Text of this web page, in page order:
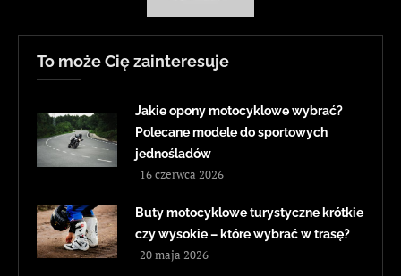
To może Cię zainteresuje
Jakie opony motocyklowe wybrać?
Polecane modele do sportowych
jednośladów
16 czerwca 2026
Buty motocyklowe turystyczne krótkie
czy wysokie – które wybrać w trasę?
20 maja 2026